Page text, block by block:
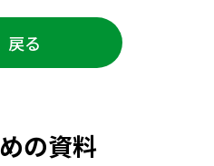
戻る
の資料